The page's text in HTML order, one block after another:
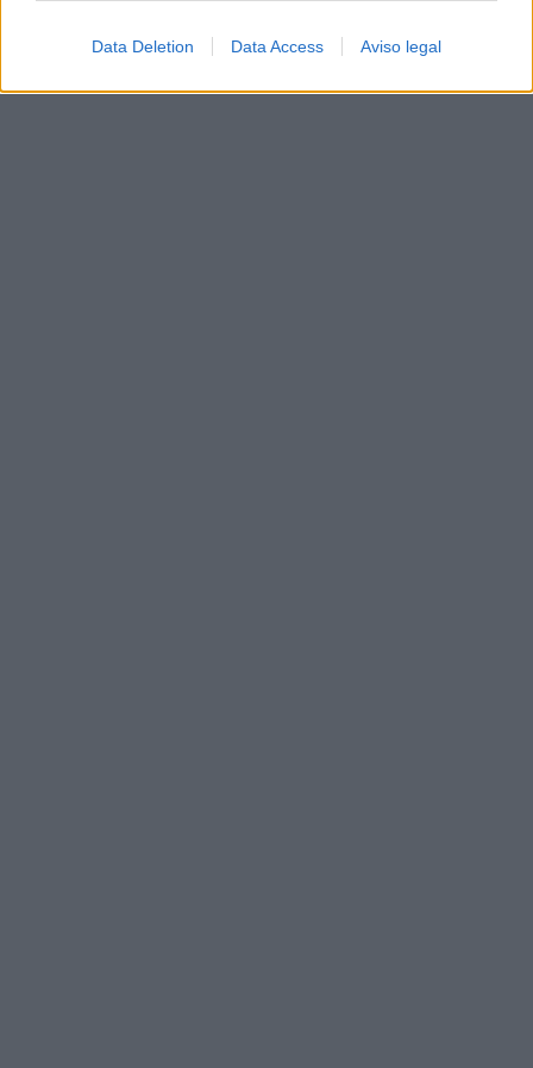
Data Deletion Data Access Aviso legal